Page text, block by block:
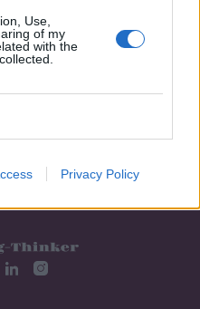
Use,
of my
with the
Privacy Policy
jugée
le Défenseur des droits
personnes handicapées
à la législation